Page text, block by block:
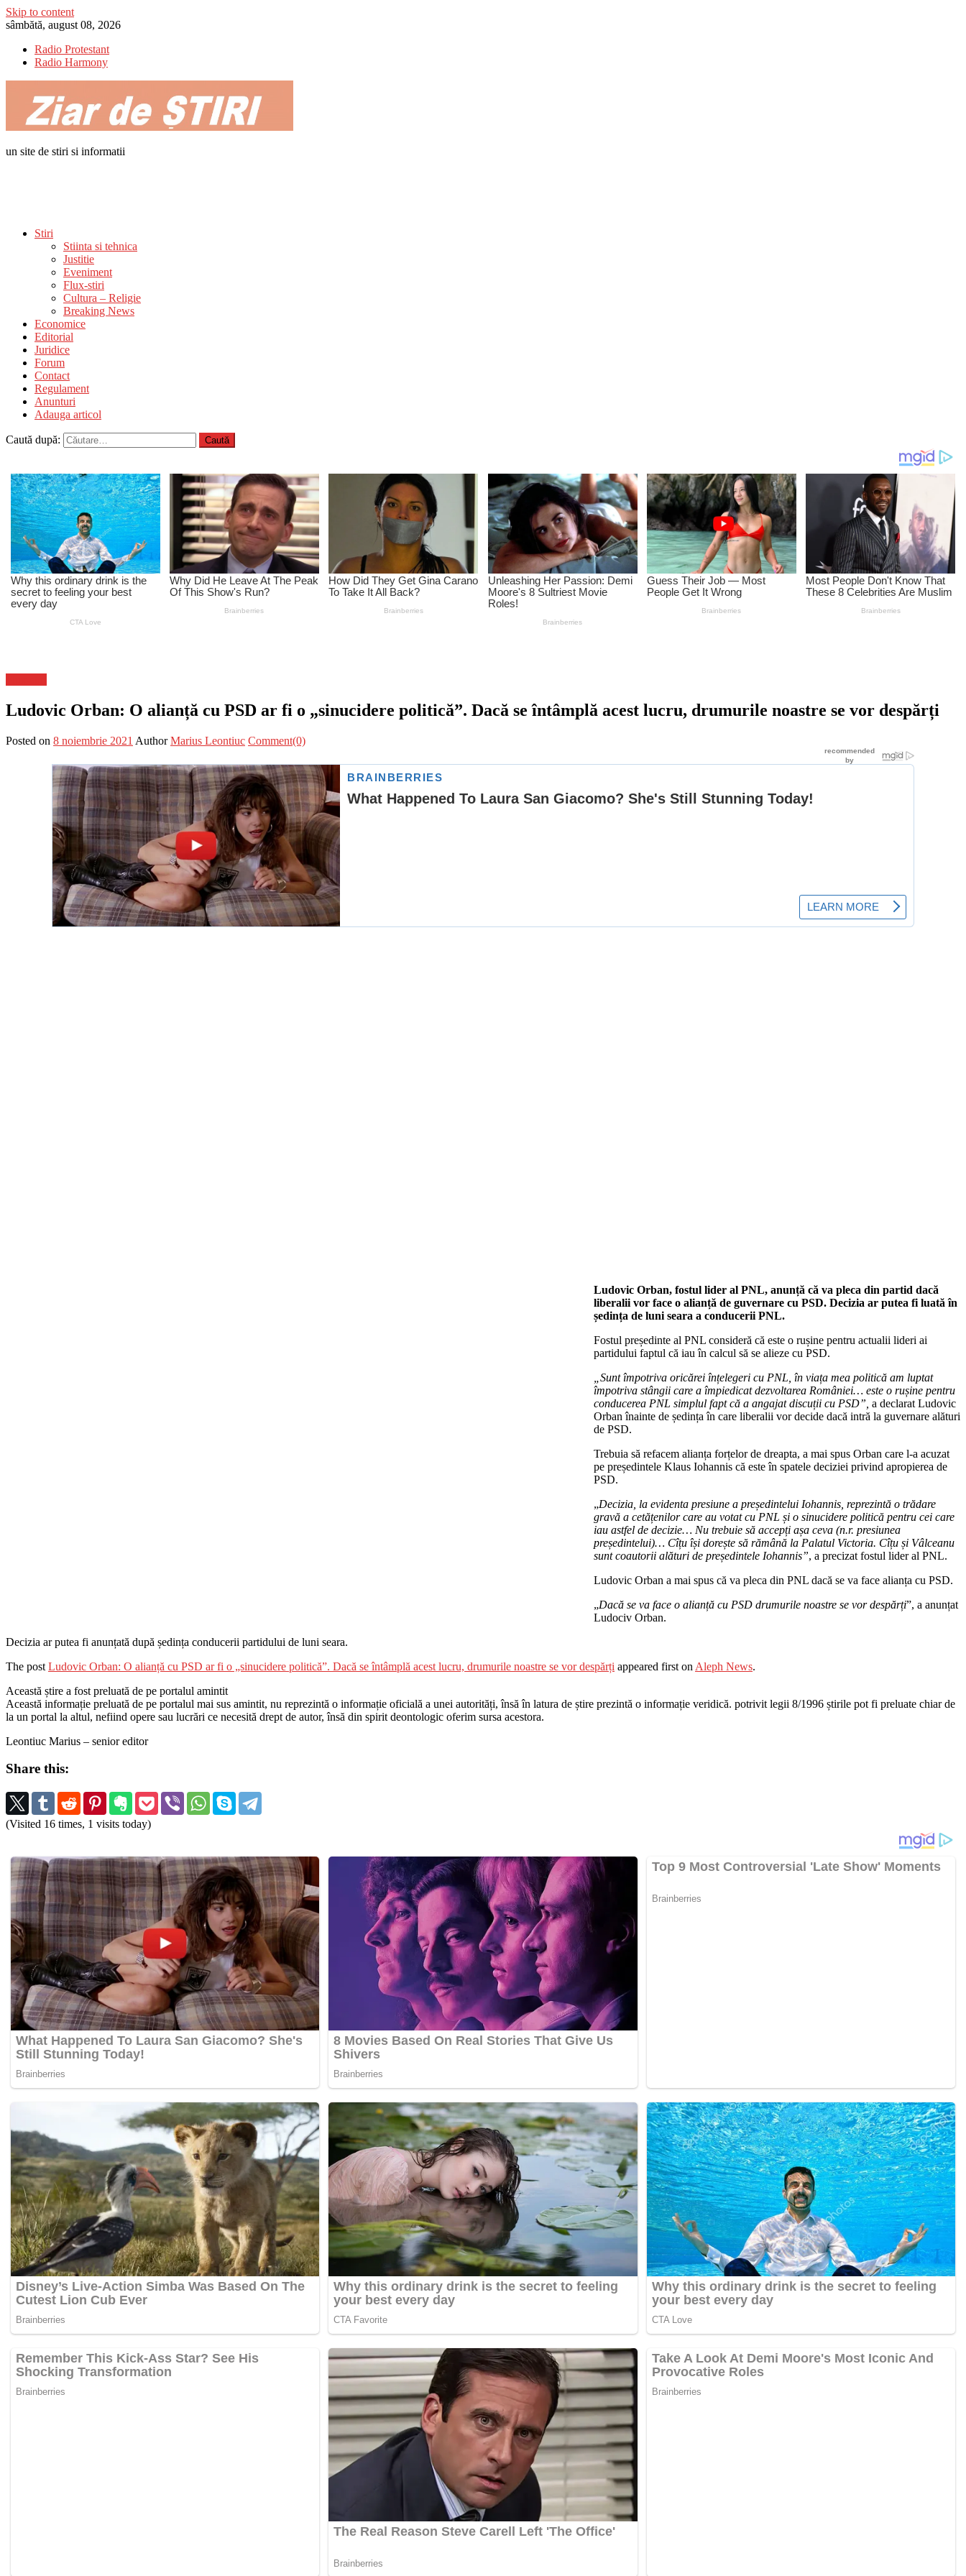
Skip to content
sâmbătă, august 08, 2026
Radio Protestant
Radio Harmony
un site de stiri si informatii
Stiri
Stiinta si tehnica
Justitie
Eveniment
Flux-stiri
Cultura – Religie
Breaking News
Economice
Editorial
Juridice
Forum
Contact
Regulament
Anunturi
Adauga articol
Caută după:
Ludovic Orban: O alianță cu PSD ar fi o „sinucidere politică”. Dacă se întâmplă acest lucru, drumurile noastre se vor despărți
Posted on 8 noiembrie 2021 Author Marius Leontiuc Comment(0)
Ludovic Orban, fostul lider al PNL, anunță că va pleca din partid dacă
liberalii vor face o alianță de guvernare cu PSD. Decizia ar putea fi luată în
ședința de luni seara a conducerii PNL.
Fostul președinte al PNL consideră că este o rușine pentru actualii lideri ai
partidului faptul că iau în calcul să se alieze cu PSD.
„Sunt împotriva oricărei înțelegeri cu PNL, în viața mea politică am luptat
împotriva stângii care a împiedicat dezvoltarea României… este o rușine pentru
conducerea PNL simplul fapt că a angajat discuții cu PSD”, a declarat Ludovic
Orban înainte de ședința în care liberalii vor decide dacă intră la guvernare alături
de PSD.
Trebuia să refacem alianța forțelor de dreapta, a mai spus Orban care l-a acuzat
pe președintele Klaus Iohannis că este în spatele deciziei privind apropierea de
PSD.
„Decizia, la evidenta presiune a președintelui Iohannis, reprezintă o trădare
gravă a cetățenilor care au votat cu PNL și o sinucidere politică pentru cei care
iau astfel de decizie… Nu trebuie să accepți așa ceva (n.r. presiunea
președintelui)… Cîțu își dorește să rămână la Palatul Victoria. Cîțu și Vâlceanu
sunt coautorii alături de președintele Iohannis”, a precizat fostul lider al PNL.
Ludovic Orban a mai spus că va pleca din PNL dacă se va face alianța cu PSD.
„Dacă se va face o alianță cu PSD drumurile noastre se vor despărți”, a anunțat
Ludociv Orban.
Decizia ar putea fi anunțată după ședința conducerii partidului de luni seara.
The post Ludovic Orban: O alianță cu PSD ar fi o „sinucidere politică”. Dacă se întâmplă acest lucru, drumurile noastre se vor despărți appeared first on Aleph News.
Această știre a fost preluată de pe portalul amintit
Această informație preluată de pe portalul mai sus amintit, nu reprezintă o informație oficială a unei autorități, însă în latura de știre prezintă o informație veridică. potrivit legii 8/1996 știrile pot fi preluate chiar de
la un portal la altul, nefiind opere sau lucrări ce necesită drept de autor, însă din spirit deontologic oferim sursa acestora.
Leontiuc Marius – senior editor
Share this:
(Visited 16 times, 1 visits today)